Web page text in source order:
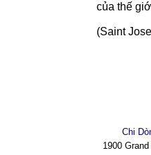
của thế
(Saint
Chi
1900